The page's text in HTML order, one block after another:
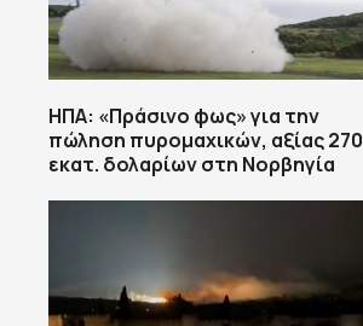
ΗΠΑ: «Πράσινο φως» για την
πώληση πυρομαχικών, αξίας 270
εκατ. δολαρίων στη Νορβηγία